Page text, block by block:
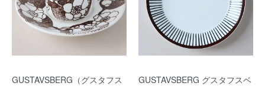
GUSTAVSBERG（グスタフス
GUSTAVSBERG グスタフスベ